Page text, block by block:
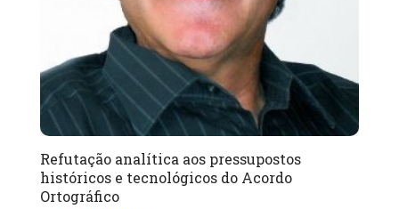
Refutação analítica aos pressupostos
históricos e tecnológicos do Acordo
Ortográfico